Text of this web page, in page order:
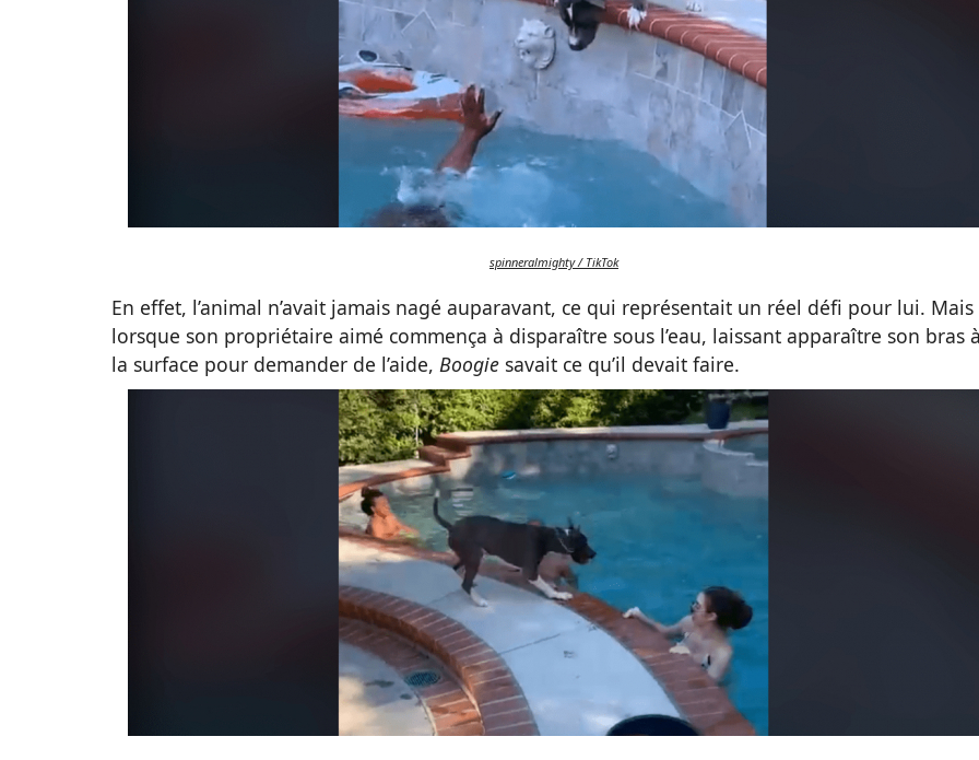
spinneralmighty / TikTok
En effet, l’animal n’avait jamais nagé auparavant, ce qui représentait un réel défi pour lui. Mais
lorsque son propriétaire aimé commença à disparaître sous l’eau, laissant apparaître son bras
la surface pour demander de l’aide, Boogie savait ce qu’il devait faire.